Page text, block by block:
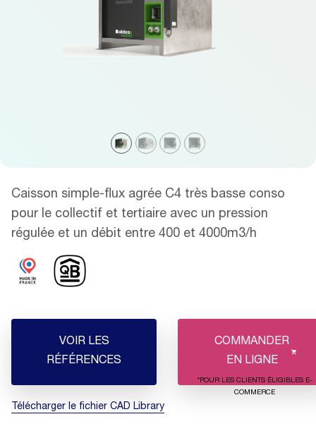
Caisson simple-flux agrée C4 très basse conso
pour le collectif et tertiaire avec un pression
régulée et un débit entre 400 et 4000m3/h
VOIR LES
RÉFÉRENCES
COMMANDER
EN LIGNE
*POUR LES CLIENTS ÉLIGIBLES E-
COMMERCE
Télécharger le fichier CAD Library